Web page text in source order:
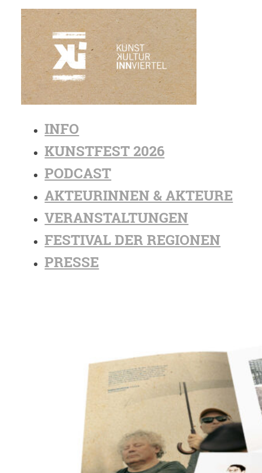
INFO
KUNSTFEST 2026
PODCAST
AKTEURINNEN & AKTEURE
VERANSTALTUNGEN
FESTIVAL DER REGIONEN
PRESSE